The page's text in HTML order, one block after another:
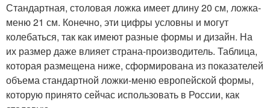
Стандартная, столовая ложка имеет длину 20 см, ложка-
меню 21 см. Конечно, эти цифры условны и могут
колебаться, так как имеют разные формы и дизайн. На
их размер даже влияет страна-производитель. Таблица,
которая размещена ниже, сформирована из показателей
объема стандартной ложки-меню европейской формы,
которую принято сейчас использовать в России, как